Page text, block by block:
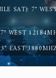
SAT): 7°
WEST
EAST